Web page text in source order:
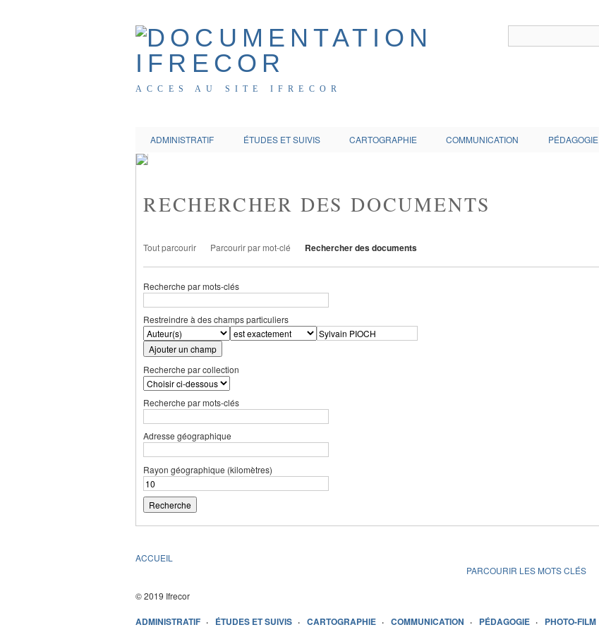
ACCES AU SITE IFRECOR
ADMINISTRATIF ÉTUDES ET SUIVIS CARTOGRAPHIE COMMUNICATION PÉDAGOGIE
RECHERCHER DES DOCUMENTS
Tout parcourir Parcourir par mot-clé Rechercher des documents
Recherche par mots-clés
Restreindre à des champs particuliers
Ajouter un champ
Recherche par collection
Recherche par mots-clés
Adresse géographique
Rayon géographique (kilomètres)
ACCUEIL
PARCOURIR LES MOTS CLÉS
© 2019 Ifrecor
ADMINISTRATIF ÉTUDES ET SUIVIS CARTOGRAPHIE COMMUNICATION PÉDAGOGIE PHOTO-FILM